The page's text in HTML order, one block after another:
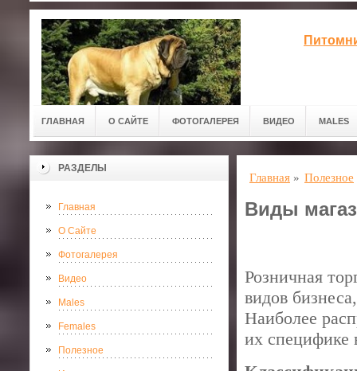
ГЛАВНАЯ О САЙТЕ ФОТОГАЛЕРЕЯ ВИДЕО MALES
РАЗДЕЛЫ
Главная
О Сайте
Фотогалерея
Видео
Males
Females
Полезное
Главная » Полезное
Виды
Розничная
видов
Наиболее
их специфике